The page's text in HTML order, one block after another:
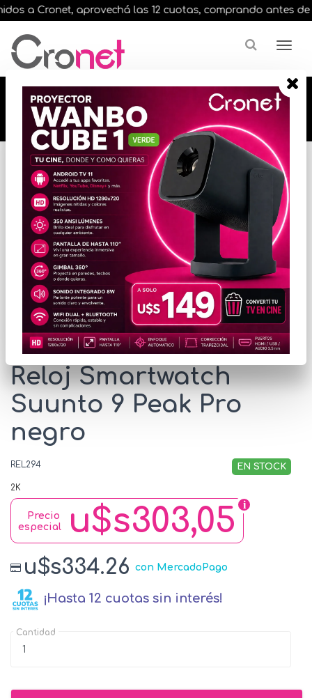
a Cronet, aprovechá las 12 cuotas, comprando antes de
🔥🔥🔥 12 cuotas, en todos nuestros artículos,
comprando antes de las 13 hrs. envíos en el
día 🔥🔥🔥
Inicio CELULARES CELULARES ANDROID
* Las imágenes se exhiben con fines ilustrativos.
Reloj Smartwatch
Suunto 9 Peak Pro
negro
REL294 EN STOCK
2K
u$s303,05
Precio
especial
u$s334.26 con MercadoPago
¡Hasta 12 cuotas sin interés!
Cantidad